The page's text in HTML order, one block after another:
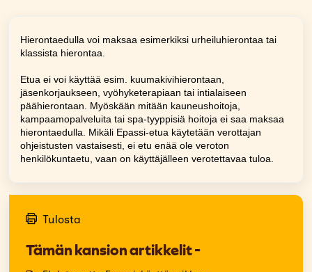
Hierontaedulla voi maksaa esimerkiksi urheiluhierontaa tai
klassista hierontaa.
Etua ei voi käyttää esim. kuumakivihierontaan,
jäsenkorjaukseen, vyöhyketerapiaan tai intialaiseen
päähierontaan. Myöskään mitään kauneushoitoja,
kampaamopalveluita tai spa-tyyppisiä hoitoja ei saa maksaa
hierontaedulla. Mikäli Epassi-etua käytetään verottajan
ohjeistusten vastaisesti, ei etu enää ole veroton
henkilökuntaetu, vaan on käyttäjälleen verotettavaa tuloa.
Tulosta
Tämän kansion artikkelit -